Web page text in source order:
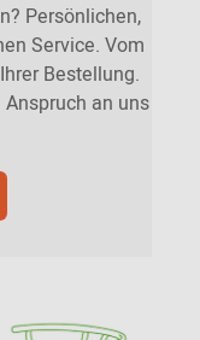
Persönlichen,
Service. Vom
Bestellung.
an uns